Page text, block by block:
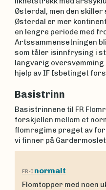
Østerdal, men den skiller
Østerdal er mer
en lengre periode med
Artssammensetningen
som tåler isinnfrysing i
langvarig
hjelp av IF Isbetinget
Basistrinn
Basistrinnene til FR
forskjellen mellom et
flomregime preget av
vi finner på
FR-0 normalt
Flomtopper med noen